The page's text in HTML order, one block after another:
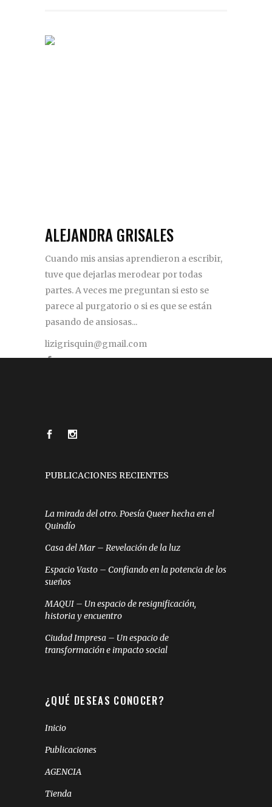
ALEJANDRA GRISALES
Cuando mis ansias aprendieron a escribir,
tuve que dejarlas merodear por todas
partes. A veces me preguntan si esto se
parece al purgatorio o si es que se están
pasando de ansiosas...
lizigrisquin@gmail.com
PUBLICACIONES RECIENTES
La mirada del otro. Poesía Queer hecha en el
Quindío
Casa del Mar – Revelación de la luz
Espacio Vasto – Confiando en la potencia de los
sueños
MAQUI – Un espacio de resignificación,
historia y encuentro
Ciudad Impresa – Un espacio de
transformación e impacto social
¿QUÉ DESEAS CONOCER?
Inicio
Publicaciones
AGENCIA
Tienda